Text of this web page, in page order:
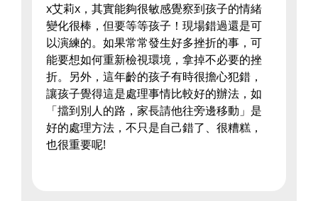
x艾莉x，其實能夠很敏感覺察到孩子的情緒
變化很棒，但要等等孩子！現場錯過還是可
以演練的。如果常常發生好多挫折的事，可
能要想如何重新檢視環境，拿掉不必要的挫
折。另外，這年齡的孩子有時很擔心犯錯，
讓孩子覺得這是處理事情比較好的辦法，如
「擋到別人的路，家長請他往旁邊移動」是
好的處理方法，不只是自己錯了、很糟糕，
也很重要呢!